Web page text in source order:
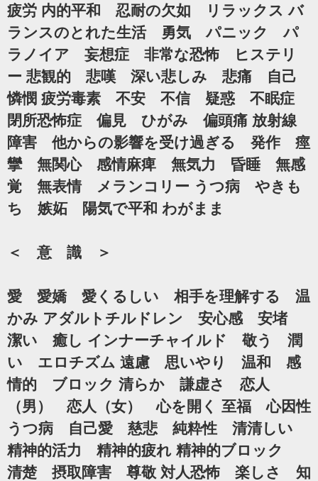
疲労 内的平和 忍耐の欠如 リラックス バ
ランスのとれた生活 勇気 パニック パ
ラノイア 妄想症 非常な恐怖 ヒステリ
ー 悲観的 悲嘆 深い悲しみ 悲痛 自己
憐憫 疲労毒素 不安 不信 疑惑 不眠症
閉所恐怖症 偏見 ひがみ 偏頭痛 放射線
障害 他からの影響を受け過ぎる 発作 痙
攣 無関心 感情麻痺 無気力 昏睡 無感
覚 無表情 メランコリー うつ病 やきも
ち 嫉妬 陽気で平和 わがまま
＜ 意 識 ＞
愛 愛嬌 愛くるしい 相手を理解する 温
かみ アダルトチルドレン 安心感 安堵
潔い 癒し インナーチャイルド 敬う 潤
い エロチズム 遠慮 思いやり 温和 感
情的 ブロック 清らか 謙虚さ 恋人
（男） 恋人（女） 心を開く 至福 心因性
うつ病 自己愛 慈悲 純粋性 清清しい
精神的活力 精神的疲れ 精神的ブロック
清楚 摂取障害 尊敬 対人恐怖 楽しさ 知